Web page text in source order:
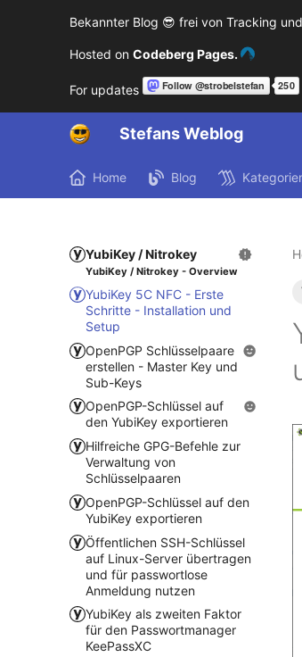
Bekannter Blog 😎 frei von Tracking und
Hosted on Codeberg Pages.
For updates
Stefans Weblog
Home Blog
YubiKey / Nitrokey
YubiKey / Nitrokey - Overview
YubiKey 5C NFC - Erste
Schritte - Installation und
Setup
OpenPGP Schlüsselpaare
erstellen - Master Key und
Sub-Keys
OpenPGP-Schlüssel auf
den YubiKey exportieren
Hilfreiche GPG-Befehle zur
Verwaltung von
Schlüsselpaaren
OpenPGP-Schlüssel auf den
YubiKey exportieren
Öffentlichen SSH-Schlüssel
auf Linux-Server übertragen
und für passwortlose
Anmeldung nutzen
YubiKey als zweiten Faktor
für den Passwortmanager
KeePassXC